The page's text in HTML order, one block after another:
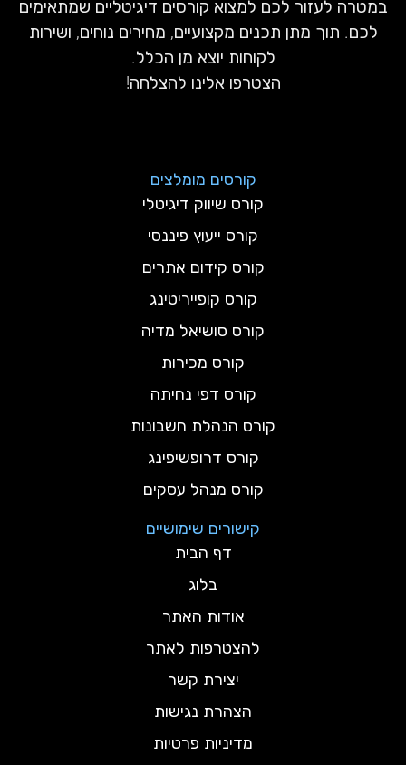
במטרה לעזור לכם למצוא קורסים דיגיטליים שמתאימים
לכם. תוך מתן תכנים מקצועיים, מחירים נוחים, ושירות
לקוחות יוצא מן הכלל.
הצטרפו אלינו להצלחה!
קורסים מומלצים
קורס שיווק דיגיטלי
קורס ייעוץ פיננסי
קורס קידום אתרים
קורס קופייריטינג
קורס סושיאל מדיה
קורס מכירות
קורס דפי נחיתה
קורס הנהלת חשבונות
קורס דרופשיפינג
קורס מנהל עסקים
קישורים שימושיים
דף הבית
בלוג
אודות האתר
להצטרפות לאתר
יצירת קשר
הצהרת נגישות
מדיניות פרטיות